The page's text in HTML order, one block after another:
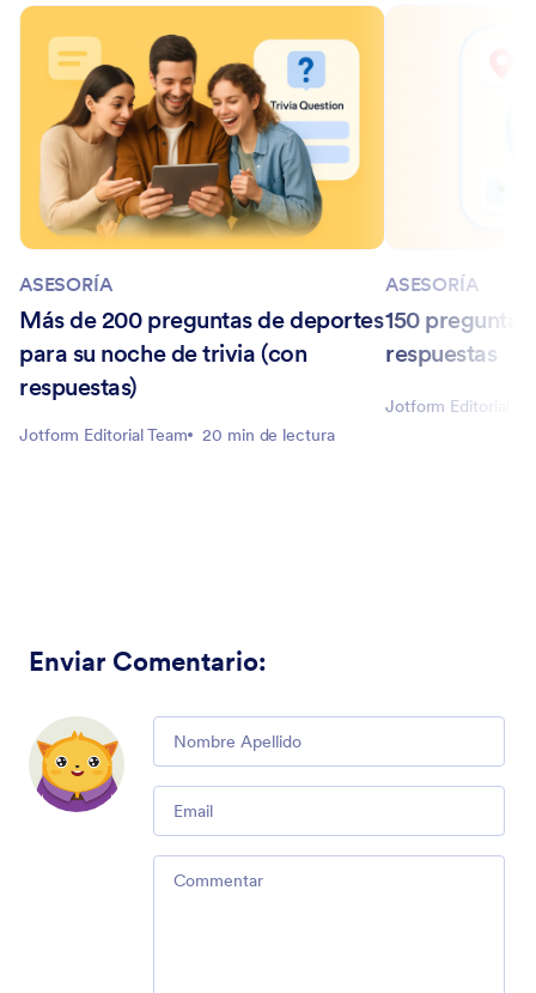
ASESORÍA
Más de 200 preguntas de deportes
para su noche de trivia (con
respuestas)
Jotform Editorial Team 20 min de lectura
ASESORÍA
150
respuestas
Jotform Editorial
Enviar Comentario:
Comment
Email
Comment